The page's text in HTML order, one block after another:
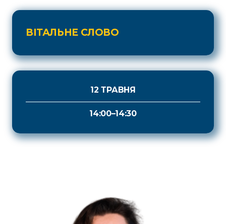
ВІТАЛЬНЕ СЛОВО
12 ТРАВНЯ
14:00–14:30